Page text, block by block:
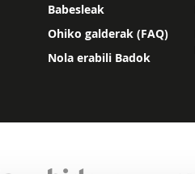
Babesleak
Ohiko galderak (FAQ)
Nola erabili Badok